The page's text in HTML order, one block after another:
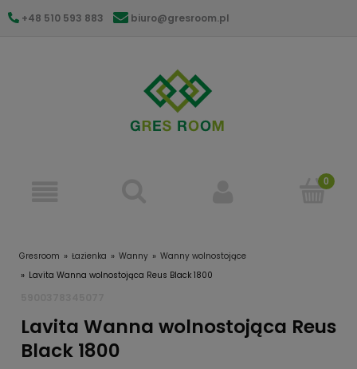
+48 510 593 883 biuro@gresroom.pl
Gresroom Łazienka Wanny
Wanny wolnostojące
Lavita Wanna wolnostojąca Reus Black 1800
Lavita Wanna wolnostojąca Reus
Black 1800